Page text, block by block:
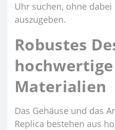
Uhr suchen, ohne
auszugeben.
Robustes
hochwertige
Materialien
Das Gehäuse und das
Replica bestehen aus